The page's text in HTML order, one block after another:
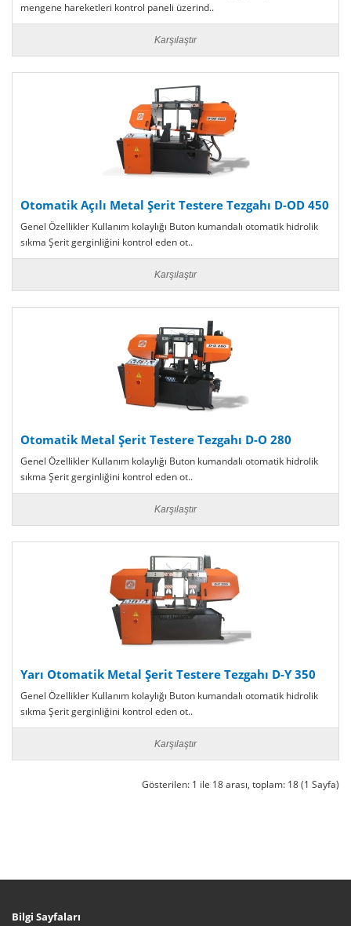
mengene hareketleri kontrol paneli üzerind..
Karşılaştır
Otomatik Açılı Metal Şerit Testere Tezgahı D-OD 450
Genel Özellikler Kullanım kolaylığı Buton kumandalı otomatik hidrolik
sıkma Şerit gerginliğini kontrol eden ot..
Karşılaştır
Otomatik Metal Şerit Testere Tezgahı D-O 280
Genel Özellikler Kullanım kolaylığı Buton kumandalı otomatik hidrolik
sıkma Şerit gerginliğini kontrol eden ot..
Karşılaştır
Yarı Otomatik Metal Şerit Testere Tezgahı D-Y 350
Genel Özellikler Kullanım kolaylığı Buton kumandalı otomatik hidrolik
sıkma Şerit gerginliğini kontrol eden ot..
Karşılaştır
Gösterilen: 1 ile 18 arası, toplam: 18 (1 Sayfa)
Bilgi Sayfaları